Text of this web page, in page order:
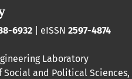
6932 | eISSN 2597-4874
Laboratory
Social and Political Sciences,